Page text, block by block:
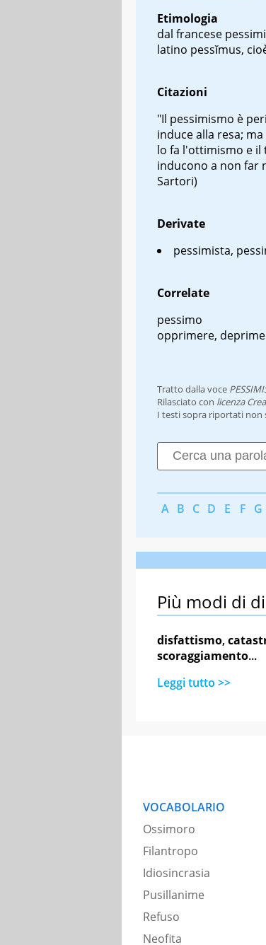
Etimologia
dal francese
latino pessĭmus,
Citazioni
"Il pessimismo è
induce alla resa;
lo fa l'ottimismo e
inducono a non far
Sartori)
Derivate
pessimista,
Correlate
pessimo
opprimere,
Tratto dalla voce
Rilasciato con licenza
I testi sopra riportati non
A B C D E F G
Più modi di
disfattismo,
scoraggiamento...
Leggi tutto >>
VOCABOLARIO
Ossimoro
Filantropo
Idiosincrasia
Pusillanime
Refuso
Neofita